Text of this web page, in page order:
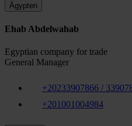
Ägypten
Ehab Abdelwahab
Egyptian company for trade
General Manager
+20233907866 /
+201001004984